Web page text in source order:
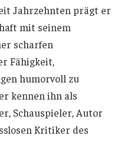
Jahrzehnten prägt er
mit seinem
scharfen
Fähigkeit,
humorvoll zu
kennen ihn als
Schauspieler, Autor
Kritiker des